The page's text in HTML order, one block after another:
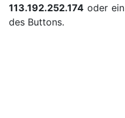
113.192.252.174 oder ein
des Buttons.